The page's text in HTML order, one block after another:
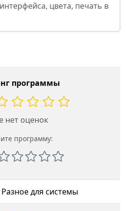
цвета, печать в
программы
нет оценок
программу:
Разное для системы